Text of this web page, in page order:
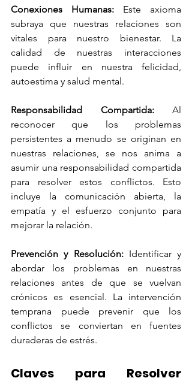
Conexiones Humanas: Este axioma
subraya que nuestras relaciones son
vitales para nuestro bienestar. La
calidad de nuestras interacciones
puede influir en nuestra felicidad,
autoestima y salud mental.
Responsabilidad Compartida: Al
reconocer que los problemas
persistentes a menudo se originan en
nuestras relaciones, se nos anima a
asumir una responsabilidad compartida
para resolver estos conflictos. Esto
incluye la comunicación abierta, la
empatía y el esfuerzo conjunto para
mejorar la relación.
Prevención y Resolución: Identificar y
abordar los problemas en nuestras
relaciones antes de que se vuelvan
crónicos es esencial. La intervención
temprana puede prevenir que los
conflictos se conviertan en fuentes
duraderas de estrés.
Claves para Resolver